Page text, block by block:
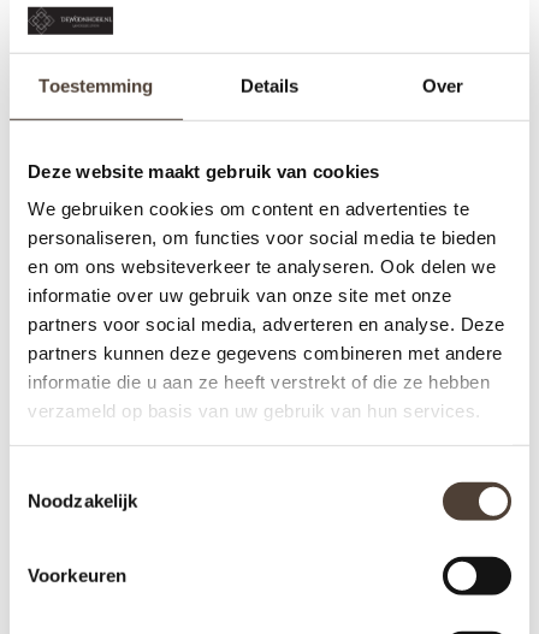
Toestemming Details Over
Deze website maakt gebruik van cookies
We gebruiken cookies om content en advertenties te
personaliseren, om functies voor social media te bieden
en om ons websiteverkeer te analyseren. Ook delen we
informatie over uw gebruik van onze site met onze
partners voor social media, adverteren en analyse. Deze
partners kunnen deze gegevens combineren met andere
informatie die u aan ze heeft verstrekt of die ze hebben
verzameld op basis van uw gebruik van hun services.
Noodzakelijk
Voorkeuren
GERELATEERDE PRODUCTEN
LAMPE BERGER - NIEUW
LONT MET VUURSTEEN
€15,95
LAMPE BERGER
HUISPARFUM - FRESH
€16,95